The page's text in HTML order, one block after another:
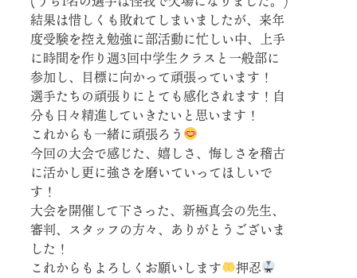
結果は惜しくも敗れてしまいましたが、来年
度受験を控え勉強に部活動に忙しい中、上手
に時間を作り週3回中学生クラスと一般部に
参加し、目標に向かって頑張っています！
選手たちの頑張りにとても感化されます！自
分も日々精進していきたいと思います！
これからも一緒に頑張ろう
今回の大会で感じた、嬉しさ、悔しさを稽古
に活かし更に強さを磨いていってほしいで
す！
大会を開催して下さった、新極真会の先生、
審判、スタッフの方々、ありがとうございま
した！
これからもよろしくお願いします
押忍